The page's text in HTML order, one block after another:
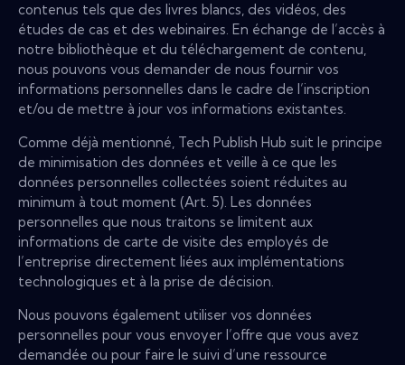
contenus tels que des livres blancs, des vidéos, des
études de cas et des webinaires. En échange de l’accès à
notre bibliothèque et du téléchargement de contenu,
nous pouvons vous demander de nous fournir vos
informations personnelles dans le cadre de l’inscription
et/ou de mettre à jour vos informations existantes.
Comme déjà mentionné, Tech Publish Hub suit le principe
de minimisation des données et veille à ce que les
données personnelles collectées soient réduites au
minimum à tout moment (Art. 5). Les données
personnelles que nous traitons se limitent aux
informations de carte de visite des employés de
l’entreprise directement liées aux implémentations
technologiques et à la prise de décision.
Nous pouvons également utiliser vos données
personnelles pour vous envoyer l’offre que vous avez
demandée ou pour faire le suivi d’une ressource